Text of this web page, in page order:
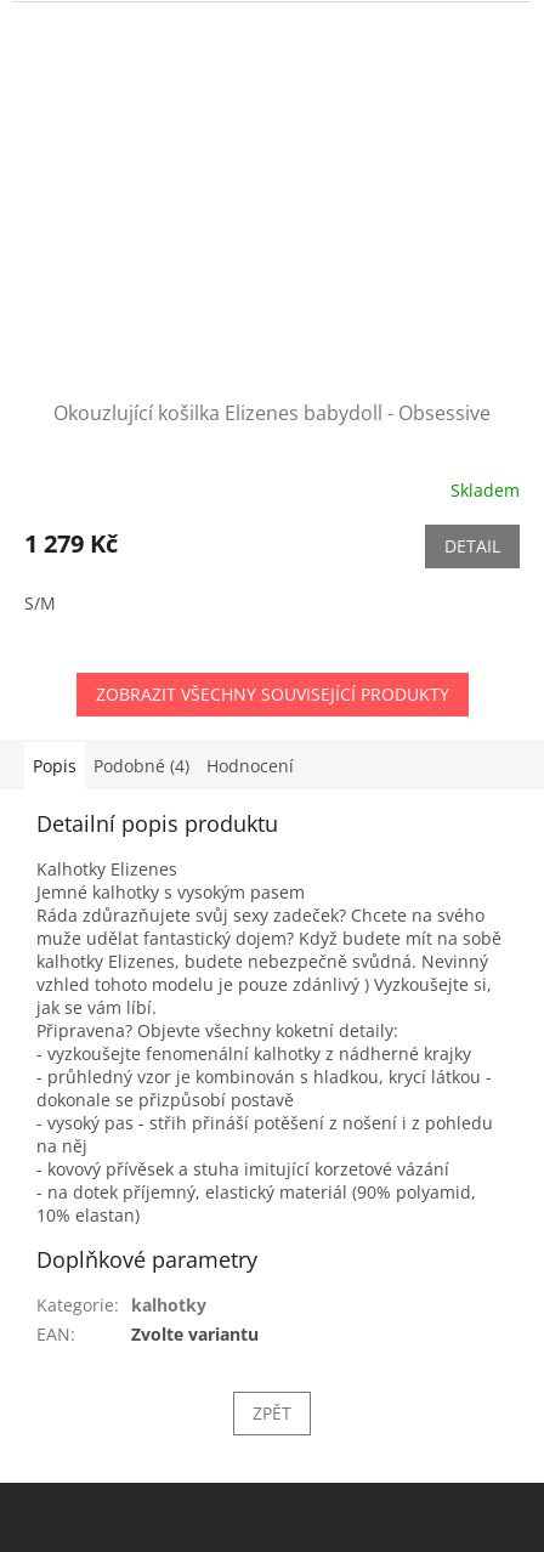
Okouzlující košilka Elizenes babydoll - Obsessive
Skladem
1 279 Kč DETAIL
S/M
ZOBRAZIT VŠECHNY SOUVISEJÍCÍ PRODUKTY
Popis Podobné (4) Hodnocení
Detailní popis produktu
Kalhotky Elizenes
Jemné kalhotky s vysokým pasem
Ráda zdůrazňujete svůj sexy zadeček? Chcete na svého
muže udělat fantastický dojem? Když budete mít na sobě
kalhotky Elizenes, budete nebezpečně svůdná. Nevinný
vzhled tohoto modelu je pouze zdánlivý ) Vyzkoušejte si,
jak se vám líbí.
Připravena? Objevte všechny koketní detaily:
- vyzkoušejte fenomenální kalhotky z nádherné krajky
- průhledný vzor je kombinován s hladkou, krycí látkou -
dokonale se přizpůsobí postavě
- vysoký pas - střih přináší potěšení z nošení i z pohledu
na něj
- kovový přívěsek a stuha imitující korzetové vázání
- na dotek příjemný, elastický materiál (90% polyamid,
10% elastan)
Doplňkové parametry
Kategorie:
kalhotky
EAN: Zvolte variantu
ZPĚT